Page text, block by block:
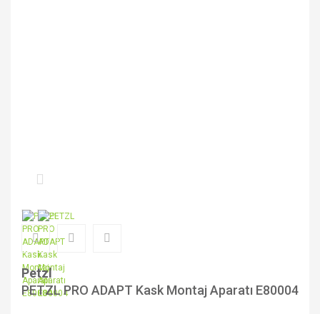
Petzl
PETZL PRO ADAPT Kask Montaj Aparatı E80004